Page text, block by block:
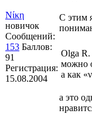
Νίκη
новичок
Сообщений:
153 Баллов:
91
Регистрация:
15.08.2004
С этим
Olga
можно
а как
а это